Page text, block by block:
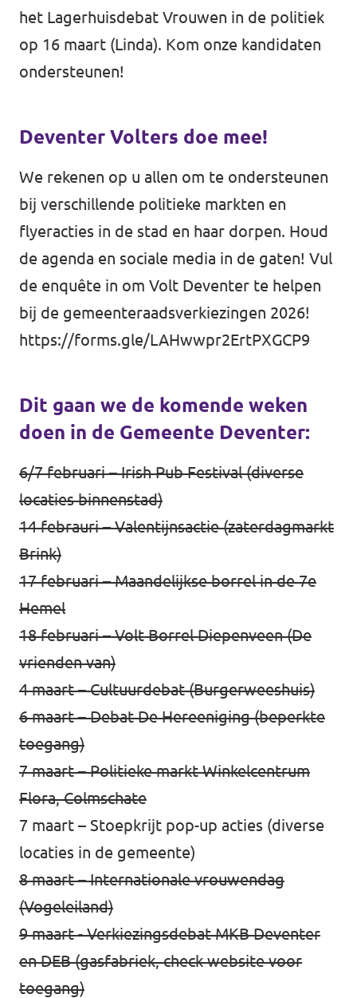
het Lagerhuisdebat Vrouwen in de politiek
op 16 maart (Linda). Kom onze kandidaten
ondersteunen!
Deventer Volters doe mee!
We rekenen op u allen om te ondersteunen
bij verschillende politieke markten en
flyeracties in de stad en haar dorpen. Houd
de agenda en sociale media in de gaten! Vul
de enquête in om Volt Deventer te helpen
bij de gemeenteraadsverkiezingen 2026!
https://forms.gle/LAHwwpr2ErtPXGCP9
Dit gaan we de komende weken
doen in de Gemeente Deventer:
6/7 februari – Irish Pub Festival (diverse
locaties binnenstad)
14 febrauri – Valentijnsactie (zaterdagmarkt
Brink)
17 februari – Maandelijkse borrel in de 7e
Hemel
18 februari – Volt Borrel Diepenveen (De
vrienden van)
4 maart – Cultuurdebat (Burgerweeshuis)
6 maart –Debat De Hereeniging (beperkte
toegang)
7 maart – Politieke marktWinkelcentrum
Flora, Colmschate
7 maart – Stoepkrijt pop-up acties (diverse
locaties in de gemeente)
8 maart –Internationale vrouwendag
(Vogeleiland)
9 maart -Verkiezingsdebat MKB Deventer
en DEB(gasfabriek, check website voor
toegang)